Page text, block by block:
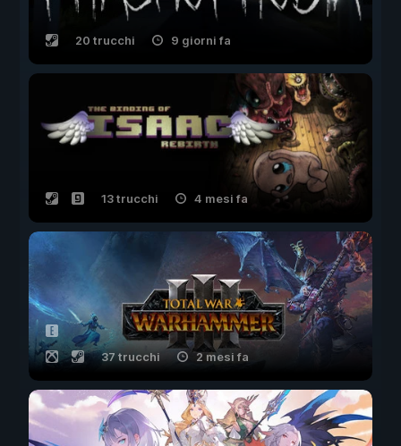
20 trucchi 9 giorni fa
13 trucchi 4 mesi fa
37 trucchi 2 mesi fa